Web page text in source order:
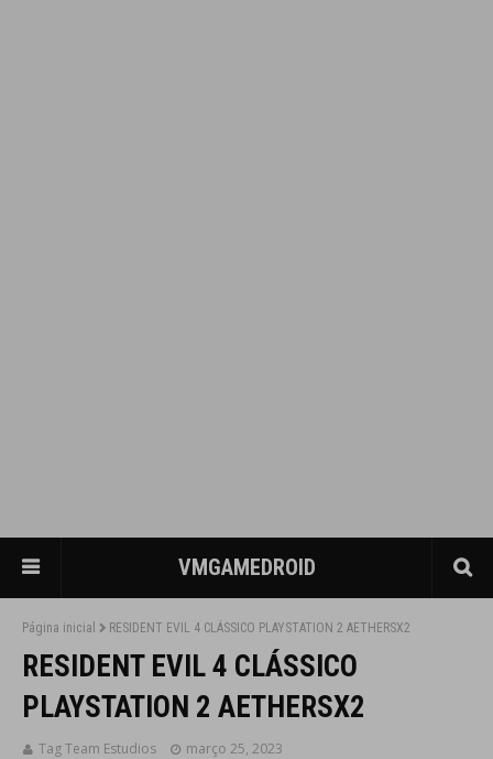
VMGAMEDROID
Página inicial RESIDENT EVIL 4 CLÁSSICO PLAYSTATION 2 AETHERSX2
RESIDENT EVIL 4 CLÁSSICO
PLAYSTATION 2 AETHERSX2
Tag Team Estudios março 25, 2023